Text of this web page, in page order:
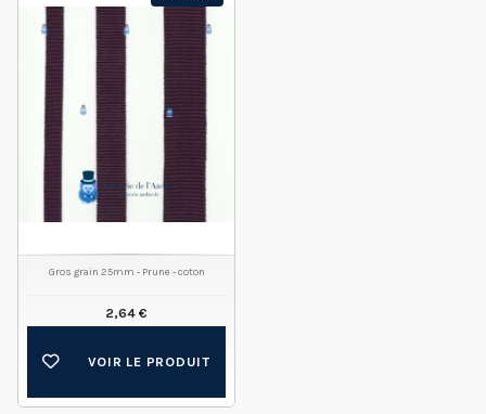
Gros grain 25mm - Prune - coton
2,64 €
VOIR LE PRODUIT